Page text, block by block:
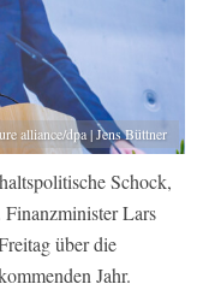
alliance/dpa | Jens Büttner
Schock,
Lars
über die
Jahr.